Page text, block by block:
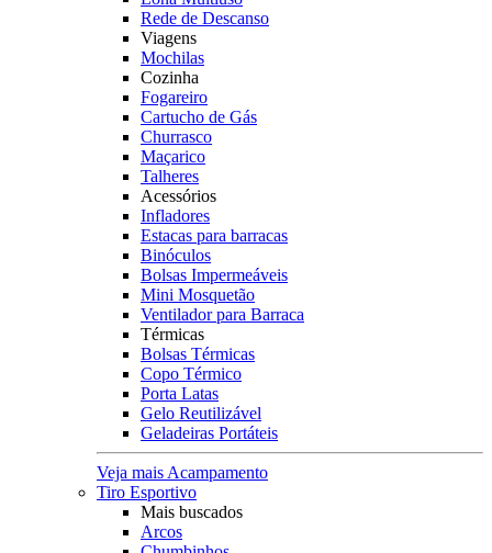
Rede de Descanso
Viagens
Mochilas
Cozinha
Fogareiro
Cartucho de Gás
Churrasco
Maçarico
Talheres
Acessórios
Infladores
Estacas para barracas
Binóculos
Bolsas Impermeáveis
Mini Mosquetão
Ventilador para Barraca
Térmicas
Bolsas Térmicas
Copo Térmico
Porta Latas
Gelo Reutilizável
Geladeiras Portáteis
Veja mais Acampamento
Tiro Esportivo
Mais buscados
Arcos